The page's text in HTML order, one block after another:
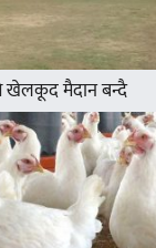
खेलकूद मैदान बन्दै